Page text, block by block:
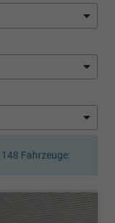
148 Fahrzeuge: